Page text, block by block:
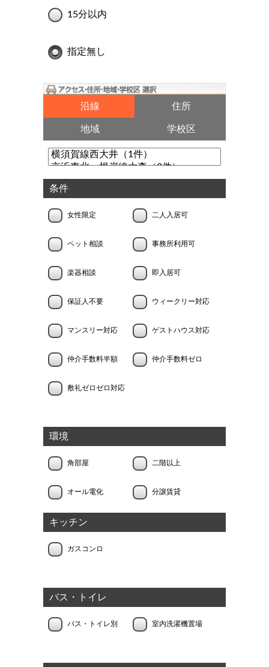
15分以内
指定無し
沿線 住所
地域 学校区
条件
女性限定 二人入居可
ペット相談 事務所利用可
楽器相談 即入居可
保証人不要 ウィークリー対応
マンスリー対応 ゲストハウス対応
仲介手数料半額 仲介手数料ゼロ
敷礼ゼロゼロ対応
環境
角部屋 二階以上
オール電化 分譲賃貸
キッチン
ガスコンロ
バス・トイレ
バス・トイレ別 室内洗濯機置場